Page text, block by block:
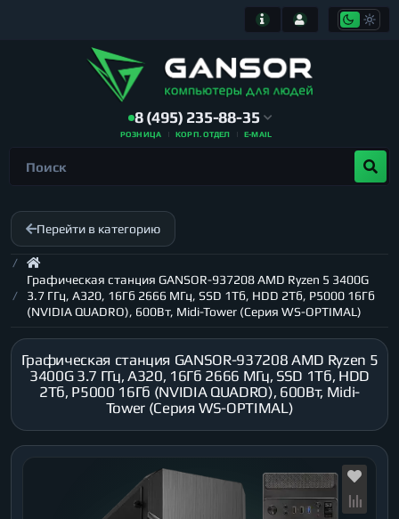
8 (495) 235-88-35
РОЗНИЦА КОРП. ОТДЕЛ E-MAIL
Перейти в категорию
Графическая станция GANSOR-937208 AMD Ryzen 5 3400G
3.7 ГГц, A320, 16Гб 2666 МГц, SSD 1Тб, HDD 2Тб, P5000 16Гб
(NVIDIA QUADRO), 600Вт, Midi-Tower (Серия WS-OPTIMAL)
Графическая станция GANSOR-937208 AMD Ryzen 5
3400G 3.7 ГГц, A320, 16Гб 2666 МГц, SSD 1Тб, HDD
2Тб, P5000 16Гб (NVIDIA QUADRO), 600Вт, Midi-
Tower (Серия WS-OPTIMAL)